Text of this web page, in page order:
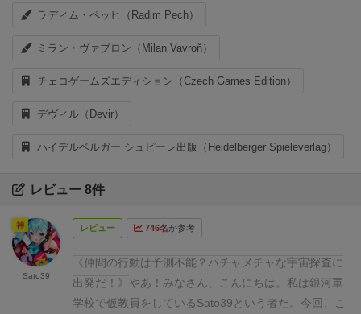
ラディム・ペッヒ（Radim Pech）
ミラン・ヴァブロン（Milan Vavroň）
チェコゲームズエディション（Czech Games Edition）
デヴィル（Devir）
ハイデルベルガー シュピーレ出版（Heidelberger Spieleverlag）
レビュー 8件
レビュー 746名が参考
《仲間の行動は予測不能？ハチャメチャな宇宙探査に
出発だ！》 やあ！みなさん、こんにちは。 私は銀河軍
学校で仮教員 をしているSato39という者だ。 今回、こ
神
Sato39